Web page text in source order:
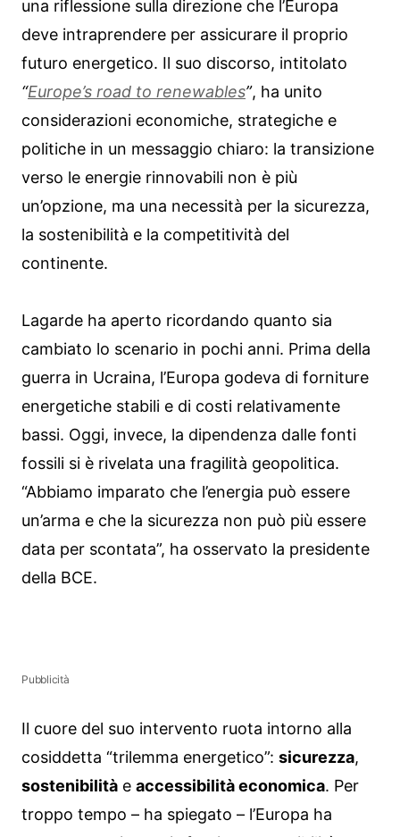
una riflessione sulla direzione che l’Europa
deve intraprendere per assicurare il proprio
futuro energetico. Il suo discorso, intitolato
“Europe’s road to renewables”, ha unito
considerazioni economiche, strategiche e
politiche in un messaggio chiaro: la transizione
verso le energie rinnovabili non è più
un’opzione, ma una necessità per la sicurezza,
la sostenibilità e la competitività del
continente.
Lagarde ha aperto ricordando quanto sia
cambiato lo scenario in pochi anni. Prima della
guerra in Ucraina, l’Europa godeva di forniture
energetiche stabili e di costi relativamente
bassi. Oggi, invece, la dipendenza dalle fonti
fossili si è rivelata una fragilità geopolitica.
“Abbiamo imparato che l’energia può essere
un’arma e che la sicurezza non può più essere
data per scontata”, ha osservato la presidente
della BCE.
Pubblicità
Il cuore del suo intervento ruota intorno alla
cosiddetta “trilemma energetico”: sicurezza,
sostenibilità e accessibilità economica. Per
troppo tempo – ha spiegato – l’Europa ha